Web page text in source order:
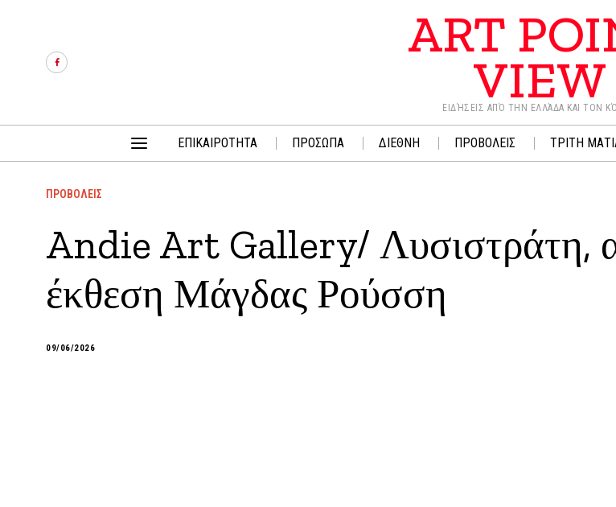
ART
VIEW
ΕΙΔΉΣΕΙΣ ΑΠΌ ΤΗΝ ΕΛΛΆΔΑ ΚΑΙ ΤΟΝ
ΕΠΙΚΑΙΡΟΤΗΤΑ ΠΡΟΣΩΠΑ ΔΙΕΘΝΗ ΠΡΟΒΟΛΕΙΣ ΤΡΙΤΗ
ΠΡΟΒΟΛΕΙΣ
Andie Art Gallery/ Λυσιστράτη,
έκθεση Μάγδας Ρούσση
09/06/2026